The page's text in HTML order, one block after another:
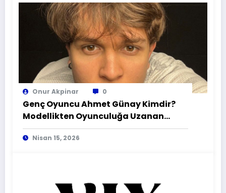
Onur Akpinar 0
Genç Oyuncu Ahmet Günay Kimdir?
Modellikten Oyunculuğa Uzanan
Hikaye
Nisan 15, 2026